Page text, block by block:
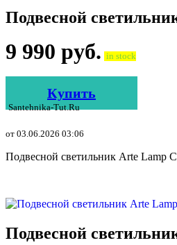
Подвесной
9 990 руб. in stock
Купить
Santehnika-Tut.ru
от 03.06.2026 03:06
Подвесной светильник Arte Lamp
Подвесной